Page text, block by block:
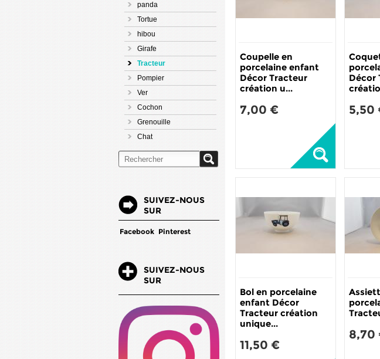
panda
Tortue
hibou
Girafe
Tracteur
Pompier
Ver
Cochon
Grenouille
Chat
SUIVEZ-NOUS
SUR
Facebook Pinterest
SUIVEZ-NOUS
SUR
Coupelle en
porcelaine enfant
Décor Tracteur
création u...
7,00 €
Décor
5,50
Bol en porcelaine
enfant Décor
Tracteur création
unique...
11,50 €
8,70